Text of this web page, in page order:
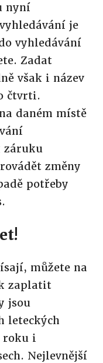
nyní
je
vyhledávání
Zadat
však i název
čtvrti.
daném místě
záruku
změny
potřeby
můžete na
zaplatit
jsou
leteckých
roku i
Nejlevnější